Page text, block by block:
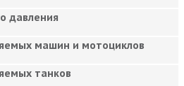
давления
машин и мотоциклов
танков